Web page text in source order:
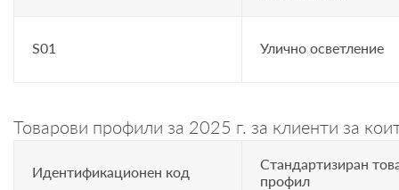
S01 Улично осветление
Товарови профили за 2025 г. за клиенти за
Идентификационен код
Стандартизиран
профил